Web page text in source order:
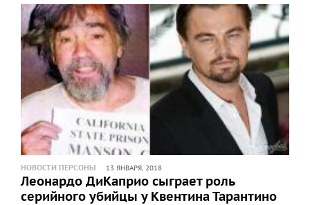
НОВОСТИ ПЕРСОНЫ 13 ЯНВАРЯ, 2018
Леонардо ДиКаприо сыграет роль
серийного убийцы у Квентина Тарантино